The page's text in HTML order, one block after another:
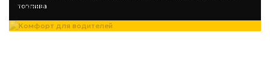
топлива
Кабины созданы на основе MAN TG, потому эргономичны,